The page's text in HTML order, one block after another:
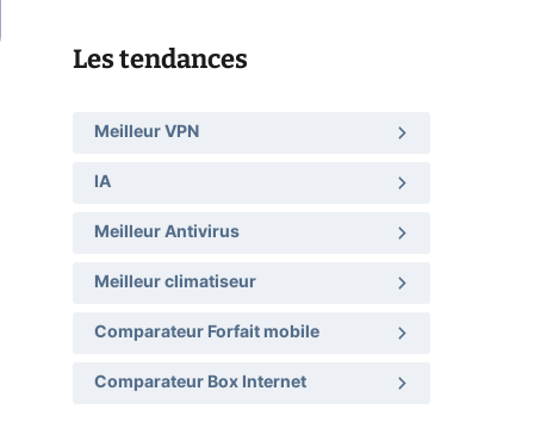
Les tendances
Meilleur VPN
IA
Meilleur Antivirus
Meilleur climatiseur
Comparateur Forfait mobile
Comparateur Box Internet